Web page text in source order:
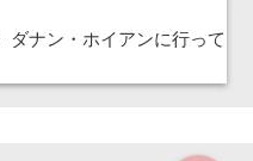
ダナン・ホイアンに行って